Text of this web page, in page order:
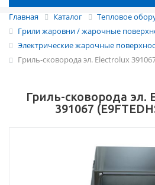
Главная Каталог
Тепловое
Грили жаровни / жарочные
Электрические жарочные
Гриль-сковорода эл. Electrolux
Гриль-сковорода эл.
391067